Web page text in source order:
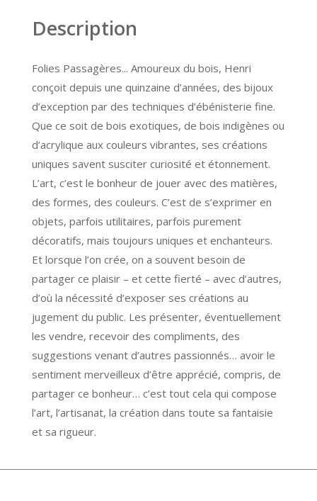
Description
Folies Passagères... Amoureux du bois, Henri
conçoit depuis une quinzaine d’années, des bijoux
d’exception par des techniques d’ébénisterie fine.
Que ce soit de bois exotiques, de bois indigènes ou
d’acrylique aux couleurs vibrantes, ses créations
uniques savent susciter curiosité et étonnement.
L’art, c’est le bonheur de jouer avec des matières,
des formes, des couleurs. C’est de s’exprimer en
objets, parfois utilitaires, parfois purement
décoratifs, mais toujours uniques et enchanteurs.
Et lorsque l’on crée, on a souvent besoin de
partager ce plaisir – et cette fierté – avec d’autres,
d’où la nécessité d’exposer ses créations au
jugement du public. Les présenter, éventuellement
les vendre, recevoir des compliments, des
suggestions venant d’autres passionnés… avoir le
sentiment merveilleux d’être apprécié, compris, de
partager ce bonheur… c’est tout cela qui compose
l’art, l’artisanat, la création dans toute sa fantaisie
et sa rigueur.